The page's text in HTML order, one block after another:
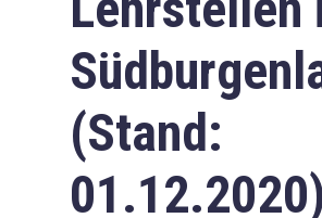
(Stand:
01.12.2020)